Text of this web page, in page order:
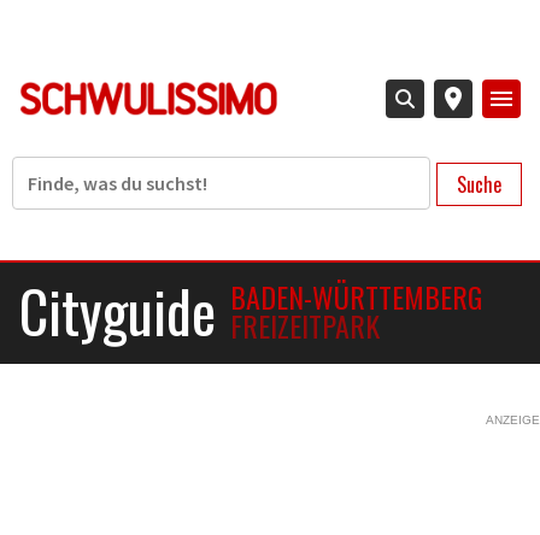
Suche
Cityguide BADEN-WÜRTTEMBERG
FREIZEITPARK
ANZEIGE